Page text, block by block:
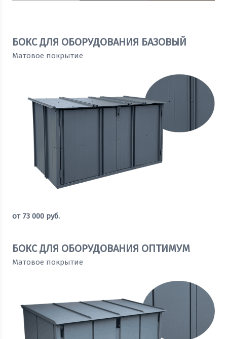
БОКС ДЛЯ ОБОРУДОВАНИЯ БАЗОВЫЙ
Матовое покрытие
от 73 000 руб.
БОКС ДЛЯ ОБОРУДОВАНИЯ ОПТИМУМ
Матовое покрытие